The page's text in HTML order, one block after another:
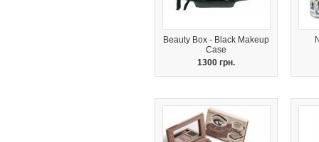
Beauty Box - Black Makeup
Case
1300 грн.